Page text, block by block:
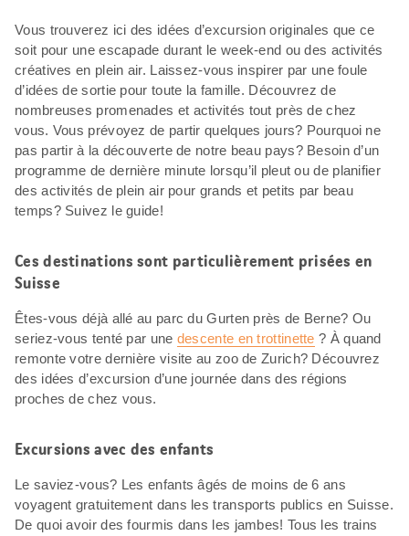
Vous trouverez ici des idées d’excursion originales que ce
soit pour une escapade durant le week-end ou des activités
créatives en plein air. Laissez-vous inspirer par une foule
d’idées de sortie pour toute la famille. Découvrez de
nombreuses promenades et activités tout près de chez
vous. Vous prévoyez de partir quelques jours? Pourquoi ne
pas partir à la découverte de notre beau pays? Besoin d’un
programme de dernière minute lorsqu’il pleut ou de planifier
des activités de plein air pour grands et petits par beau
temps? Suivez le guide!
Ces destinations sont particulièrement prisées en
Suisse
Êtes-vous déjà allé au parc du Gurten près de Berne? Ou
seriez-vous tenté par une descente en trottinette ? À quand
remonte votre dernière visite au zoo de Zurich? Découvrez
des idées d’excursion d’une journée dans des régions
proches de chez vous.
Excursions avec des enfants
Le saviez-vous? Les enfants âgés de moins de 6 ans
voyagent gratuitement dans les transports publics en Suisse.
De quoi avoir des fourmis dans les jambes! Tous les trains